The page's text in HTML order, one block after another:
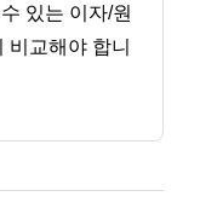
있는 이자/원
비교해야 합니